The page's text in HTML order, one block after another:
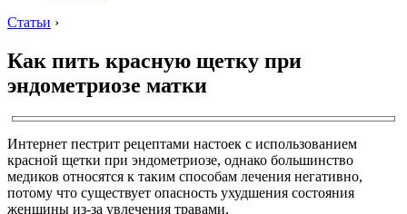
Статьи ›
Как пить красную щетку при
эндометриозе матки
Интернет пестрит рецептами настоек с использованием
красной щетки при эндометриозе, однако большинство
медиков относятся к таким способам лечения негативно,
потому что существует опасность ухудшения состояния
женщины из-за увлечения травами.